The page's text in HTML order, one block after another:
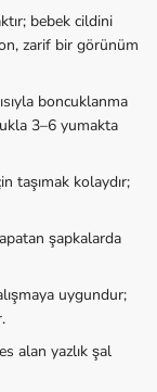
bebek cildini
zarif bir görünüm
boncuklanma
3–6 yumakta
taşımak kolaydır;
şapkalarda
uygundur;
alan yazlık şal